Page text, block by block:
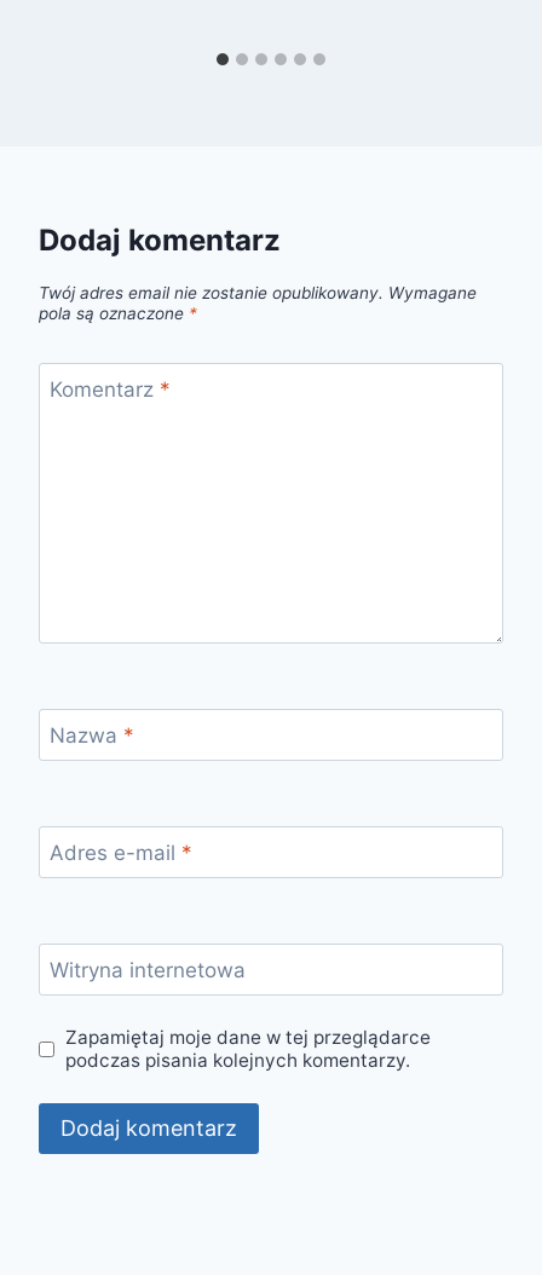
Dodaj komentarz
Twój adres email nie zostanie opublikowany. Wymagane
pola są oznaczone *
Komentarz *
Nazwa *
Adres e-mail *
Witryna internetowa
Zapamiętaj moje dane w tej przeglądarce
podczas pisania kolejnych komentarzy.